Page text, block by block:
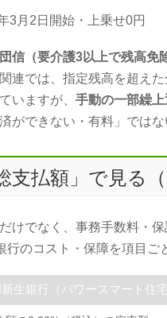
3月2日開始・上乗せ0円
団信（要介護3以上で残高
連では、指定残高を超え
いますが、 手動の一部繰
ができない・有料」ではな
支払額」で見る（
けでなく、事務手数料・
のコスト・保障を項目ご
生銀行（パワースマート住宅